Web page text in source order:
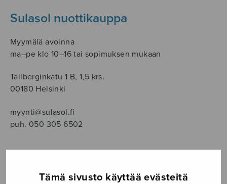
Tämä sivusto käyttää evästeitä
Sulasol nuottikauppa
Myymälä avoinna
ma–pe klo 10–16 tai sopimuksen mukaan
Tallberginkatu 1 B, 1,5 krs.
00180 Helsinki
myynti@sulasol.fi
puh. 050 305 6502